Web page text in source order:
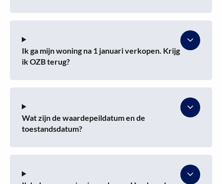
Ik ga mijn woning na 1 januari verkopen. Krijg
ik OZB terug?
Wat zijn de waardepeildatum en de
toestandsdatum?